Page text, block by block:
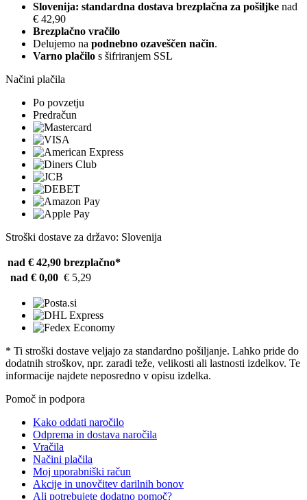
Slovenija: standardna dostava brezplačna za pošiljke nad
€ 42,90
Brezplačno vračilo
Delujemo na podnebno ozaveščen način.
Varno plačilo s šifriranjem SSL
Načini plačila
Po povzetju
Predračun
Stroški dostave za državo: Slovenija
nad € 42,90 brezplačno*
nad € 0,00 € 5,29
* Ti stroški dostave veljajo za standardno pošiljanje. Lahko pride do
dodatnih stroškov, npr. zaradi teže, velikosti ali lastnosti izdelkov. Te
informacije najdete neposredno v opisu izdelka.
Pomoč in podpora
Kako oddati naročilo
Odprema in dostava naročila
Vračila
Načini plačila
Moj uporabniški račun
Akcije in unovčitev darilnih bonov
Ali potrebujete dodatno pomoč?